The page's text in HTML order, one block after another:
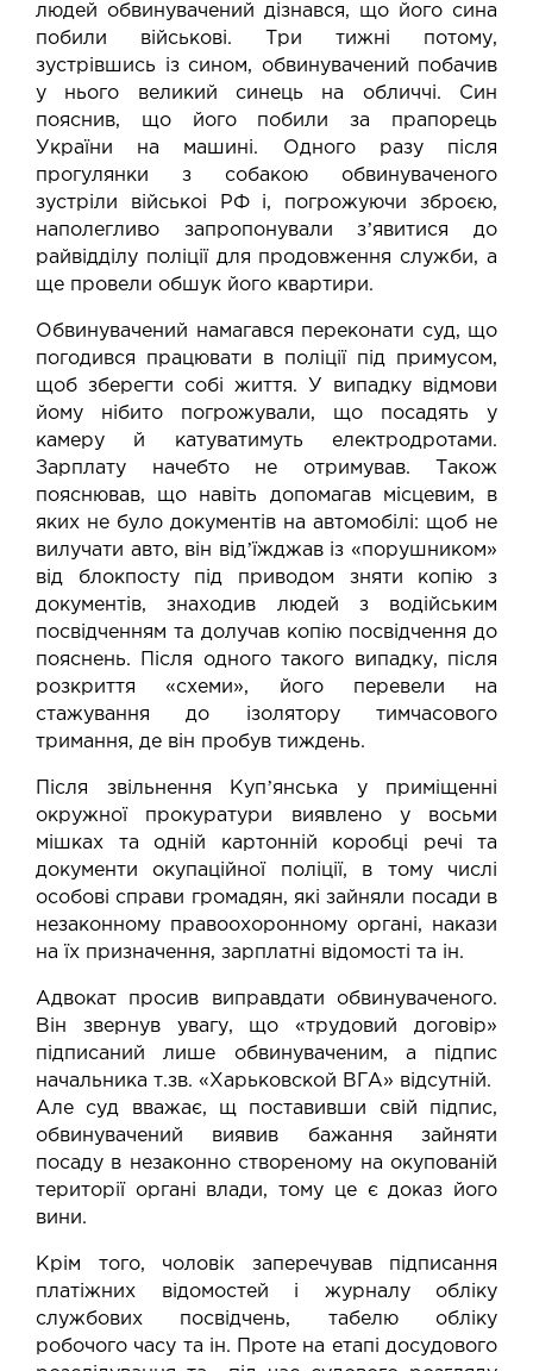
людей обвинувачений дізнався, що його сина
побили військові. Три тижні потому,
зустрівшись із сином, обвинувачений побачив
у нього великий синець на обличчі. Син
пояснив, що його побили за прапорець
України на машині. Одного разу після
прогулянки з собакою обвинуваченого
зустріли військоі РФ і, погрожуючи зброєю,
наполегливо запропонували зʼявитися до
райвідділу поліції для продовження служби, а
ще провели обшук його квартири.
Обвинувачений намагався переконати суд, що
погодився працювати в поліції під примусом,
щоб зберегти собі життя. У випадку відмови
йому нібито погрожували, що посадять у
камеру й катуватимуть електродротами.
Зарплату начебто не отримував. Також
пояснював, що навіть допомагав місцевим, в
яких не було документів на автомобілі: щоб не
вилучати авто, він відʼїжджав із «порушником»
від блокпосту під приводом зняти копію з
документів, знаходив людей з водійським
посвідченням та долучав копію посвідчення до
пояснень. Після одного такого випадку, після
розкриття «схеми», його перевели на
стажування до ізолятору тимчасового
тримання, де він пробув тиждень.
Після звільнення Купʼянська у приміщенні
окружної прокуратури виявлено у восьми
мішках та одній картонній коробці речі та
документи окупаційної поліції, в тому числі
особові справи громадян, які зайняли посади в
незаконному правоохоронному органі, накази
на їх призначення, зарплатні відомості та ін.
Адвокат просив виправдати обвинуваченого.
Він звернув увагу, що «трудовий договір»
підписаний лише обвинуваченим, а підпис
начальника т.зв. «Харьковской ВГА» відсутній.
Але суд вважає, щ поставивши свій підпис,
обвинувачений виявив бажання зайняти
посаду в незаконно створеному на окупованій
території органі влади, тому це є доказ його
вини.
Крім того, чоловік заперечував підписання
платіжних відомостей і журналу обліку
службових посвідчень, табелю обліку
робочого часу та ін. Проте на етапі досудового